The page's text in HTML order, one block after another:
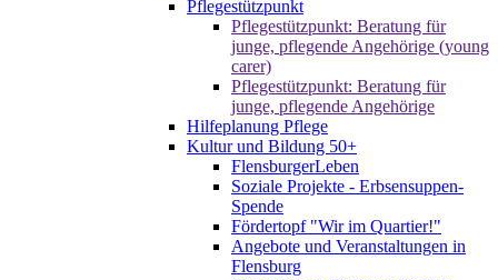
Pflegestützpunkt
Pflegestützpunkt: Beratung für
junge, pflegende Angehörige (young
carer)
Pflegestützpunkt: Beratung für
junge, pflegende Angehörige
Hilfeplanung Pflege
Kultur und Bildung 50+
FlensburgerLeben
Soziale Projekte - Erbsensuppen-
Spende
Fördertopf "Wir im Quartier!"
Angebote und Veranstaltungen in
Flensburg